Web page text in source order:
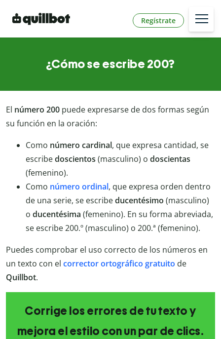
Regístrate
¿Cómo se escribe 200?
El número 200 puede expresarse de dos formas según
su función en la oración:
Como número cardinal, que expresa cantidad, se
escribedoscientos (masculino) o doscientas
(femenino).
Como número ordinal, que expresa orden dentro
de una serie, se escribeducentésimo (masculino)
o ducentésima (femenino). En su forma abreviada,
se escribe 200.º (masculino) o 200.ª (femenino).
Puedes comprobar el uso correcto de los números en
un texto con el corrector ortográfico gratuito de
Quillbot.
Corrige los errores de tu texto y
mejora el estilo con un par de clics.